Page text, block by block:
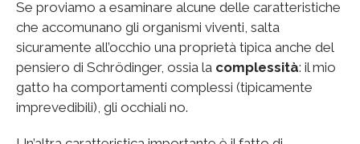
Se proviamo a esaminare alcune delle caratteristiche
che accomunano gli organismi viventi, salta
sicuramente all’occhio una proprietà tipica anche del
pensiero di Schrödinger, ossia la complessità: il mio
gatto ha comportamenti complessi (tipicamente
imprevedibili), gli occhiali no.